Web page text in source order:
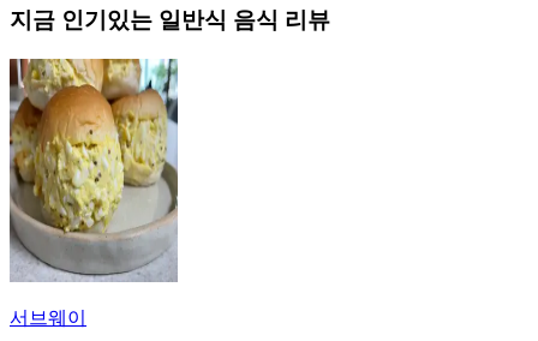
지금 인기있는 일반식 음식 리뷰
서브웨이